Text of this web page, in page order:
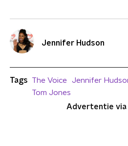
Jennifer Hudson
Tags The Voice
Jennifer
Tom Jones
Advertentie via